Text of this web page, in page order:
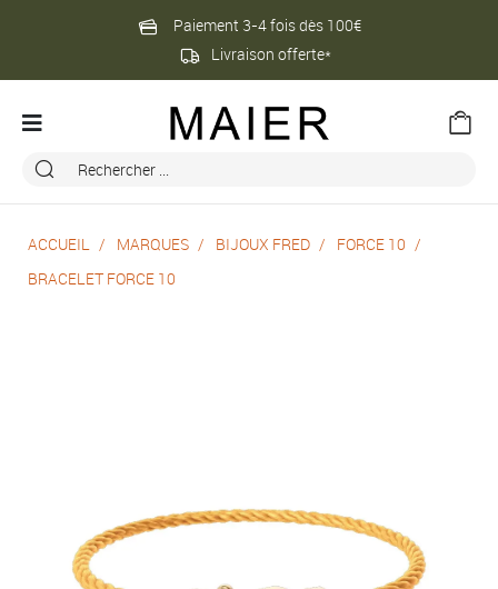
Paiement 3-4 fois dès 100€
Livraison offerte*
ACCUEIL MARQUES BIJOUX FRED
FORCE 10
BRACELET FORCE 10